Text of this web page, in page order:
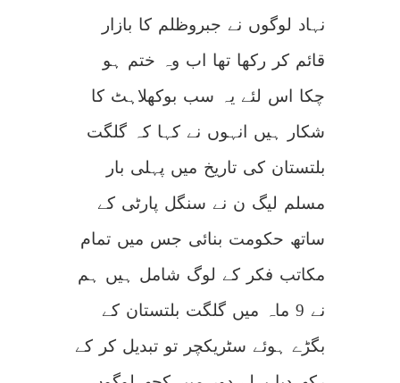
نہاد لوگوں نے جبروظلم کا بازار
قائم کر رکھا تھا اب وہ ختم ہو
چکا اس لئے یہ سب بوکھلاہٹ کا
شکار ہیں انہوں نے کہا کہ گلگت
بلتستان کی تاریخ میں پہلی بار
مسلم لیگ ن نے سنگل پارٹی کے
ساتھ حکومت بنائی جس میں تمام
مکاتب فکر کے لوگ شامل ہیں ہم
نے 9 ماہ میں گلگت بلتستان کے
بگڑے ہوئے سٹریکچر تو تبدیل کر کے